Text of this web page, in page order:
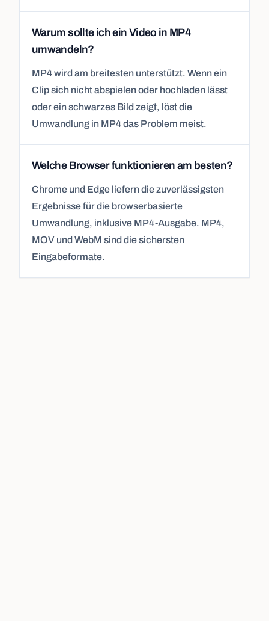
Warum sollte ich ein Video in MP4
umwandeln?
MP4 wird am breitesten unterstützt. Wenn ein
Clip sich nicht abspielen oder hochladen lässt
oder ein schwarzes Bild zeigt, löst die
Umwandlung in MP4 das Problem meist.
Welche Browser funktionieren am besten?
Chrome und Edge liefern die zuverlässigsten
Ergebnisse für die browserbasierte
Umwandlung, inklusive MP4-Ausgabe. MP4,
MOV und WebM sind die sichersten
Eingabeformate.